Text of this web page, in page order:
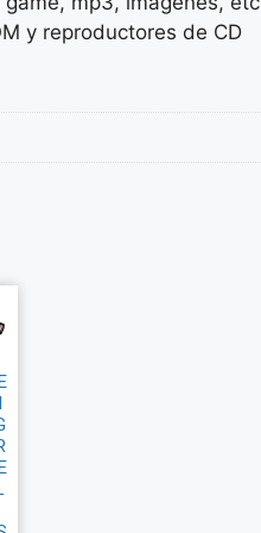
y reproductores de CD